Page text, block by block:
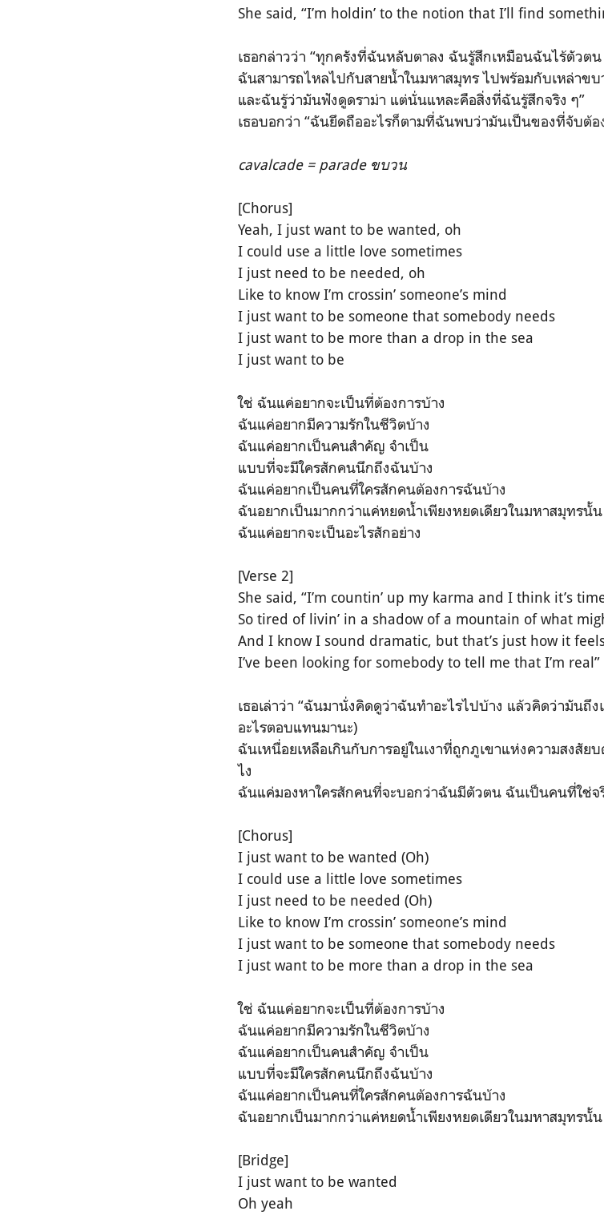
She said, “I’m holdin’ to the notion that I’ll find
เธอกล่าวว่า “ทุกครังที่ฉันหลับตาลง ฉันรู้สึกเหมือนฉันไร้ตัวตน
ฉันสามารถไหลไปกับสายน้ำในมหาสมุทร ไปพร้อมกับเหล่าข
และฉันรู้ว่ามันฟังดูดราม่า แต่นั่นแหละคือสิ่งที่ฉันรู้สึกจริง ๆ”
เธอบอกว่า “ฉันยึดถืออะไรก็ตามที่ฉันพบว่ามันเป็นของที่จับต้อ
cavalcade = parade ขบวน
[Chorus]
Yeah, I just want to be wanted, oh
I could use a little love sometimes
I just need to be needed, oh
Like to know I’m crossin’ someone’s mind
I just want to be someone that somebody needs
I just want to be more than a drop in the sea
I just want to be
ใช่ ฉันแค่อยากจะเป็นที่ต้องการบ้าง
ฉันแค่อยากมีความรักในชีวิตบ้าง
ฉันแค่อยากเป็นคนสำคัญ จำเป็น
แบบที่จะมีใครสักคนนึกถึงฉันบ้าง
ฉันแค่อยากเป็นคนที่ใครสักคนต้องการฉันบ้าง
ฉันอยากเป็นมากกว่าแค่หยดน้ำเพียงหยดเดียวในมหาสมุทรนั้น
ฉันแค่อยากจะเป็นอะไรสักอย่าง
[Verse 2]
She said, “I’m countin’ up my karma and I think it’s
So tired of livin’ in a shadow of a mountain of what
And I know I sound dramatic, but that’s just how it
I’ve been looking for somebody to tell me that I’m real”
เธอเล่าว่า “ฉันมานั่งคิดดูว่าฉันทำอะไรไปบ้าง แล้วคิดว่ามันถึ
อะไรตอบแทนมานะ)
ฉันเหนื่อยเหลือเกินกับการอยู่ในเงาที่ถูกภูเขาแห่งความสงสัย
ไง
ฉันแค่มองหาใครสักคนที่จะบอกว่าฉันมีตัวตน ฉันเป็นคนที่ใช่จ
[Chorus]
I just want to be wanted (Oh)
I could use a little love sometimes
I just need to be needed (Oh)
Like to know I’m crossin’ someone’s mind
I just want to be someone that somebody needs
I just want to be more than a drop in the sea
ใช่ ฉันแค่อยากจะเป็นที่ต้องการบ้าง
ฉันแค่อยากมีความรักในชีวิตบ้าง
ฉันแค่อยากเป็นคนสำคัญ จำเป็น
แบบที่จะมีใครสักคนนึกถึงฉันบ้าง
ฉันแค่อยากเป็นคนที่ใครสักคนต้องการฉันบ้าง
ฉันอยากเป็นมากกว่าแค่หยดน้ำเพียงหยดเดียวในมหาสมุทรนั้น
[Bridge]
I just want to be wanted
Oh yeah